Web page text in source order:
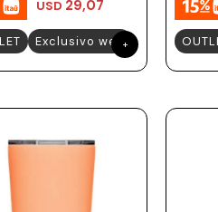
USD 29,07
Exclusivo web